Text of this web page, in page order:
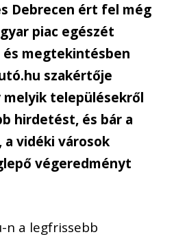
Debrecen ért fel még
piac egészét
megtekintésben
szakértője
melyik településekről
hirdetést, és bár a
vidéki városok
végeredményt
n a legfrissebb